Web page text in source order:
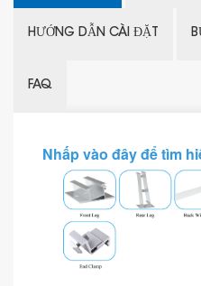
HƯỚNG DẪN CÀI ĐẶT
FAQ
Nhấp vào đây để tìm